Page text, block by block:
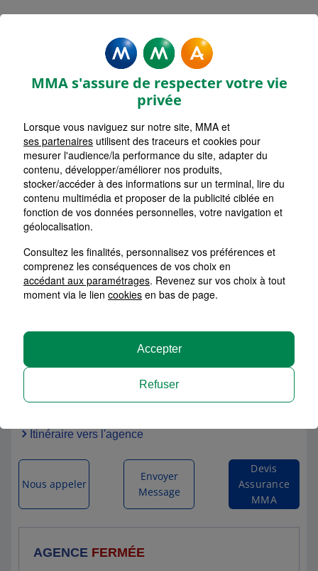
Accueil Assurance Grand Est Assurance Aube (10)
MMA BAR SUR SEINE
1 FAUBOURG DE BOURGOGNE
Itinéraire vers l'agence
AGENCE FERMÉE
Nous appeler
Envoyer
Message
Devis
Assurance
MMA
MMA s'assure de respecter votre vie
privée
Lorsque vous naviguez sur notre site, MMA et
ses partenaires utilisent des traceurs et cookies pour
mesurer l'audience/la performance du site, adapter du
contenu, développer/améliorer nos produits,
stocker/accéder à des informations sur un terminal, lire du
contenu multimédia et proposer de la publicité ciblée en
fonction de vos données personnelles, votre navigation et
géolocalisation.
Consultez les finalités, personnalisez vos préférences et
comprenez les conséquences de vos choix en
accédant aux paramétrages. Revenez sur vos choix à tout
moment via le lien cookies en bas de page.
Refuser
Accepter